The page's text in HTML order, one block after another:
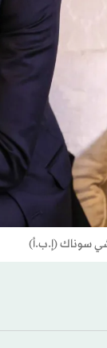
سوناك (إ.ب.أ)